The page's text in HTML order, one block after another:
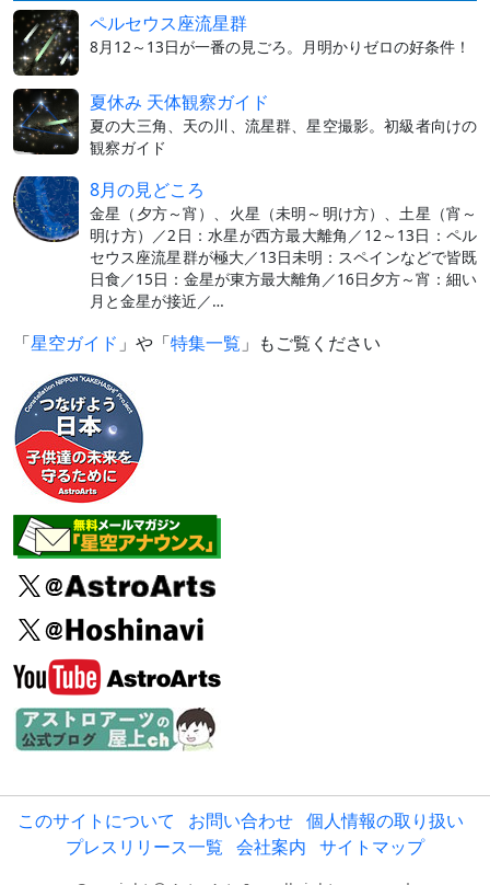
ペルセウス座流星群
8月12～13日が一番の見ごろ。月明かりゼロの好条件！
夏休み 天体観察ガイド
夏の大三角、天の川、流星群、星空撮影。初級者向けの
観察ガイド
8月の見どころ
金星（夕方～宵）、火星（未明～明け方）、土星（宵～
明け方）／2日：水星が西方最大離角／12～13日：ペル
セウス座流星群が極大／13日未明：スペインなどで皆既
日食／15日：金星が東方最大離角／16日夕方～宵：細い
月と金星が接近／…
「星空ガイド 」や「特集一覧 」もご覧ください
このサイトについて お問い合わせ 個人情報の取り扱い
プレスリリース一覧 会社案内 サイトマップ